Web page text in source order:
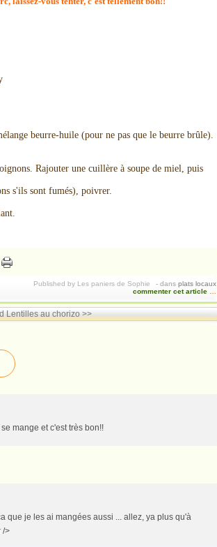
beurre-huile (pour ne pas que le beurre brûle).
Rajouter une cuillère à soupe de miel, puis
s'ils sont fumés), poivrer.
Published by Les paniers de Sophie - dans plats locaux
commenter cet article
Lentilles au chorizo >>
mange et c'est très bon!!
que je les ai mangées aussi ... allez, ya plus qu'à
/>